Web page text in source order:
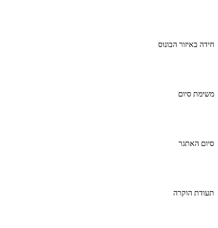
חידה באיזור הבונוס
משימת סיום
סיום האתגר
תעודת הוקרה